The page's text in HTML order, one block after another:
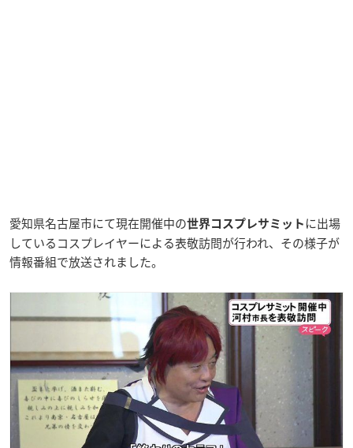
愛知県名古屋市にて現在開催中の世界コスプレサミット に出場
しているコスプレイヤーによる表敬訪問が行われ、その様子が
情報番組で放送されました。